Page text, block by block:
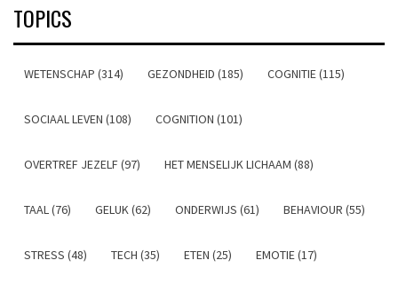
TOPICS
WETENSCHAP (314) GEZONDHEID (185) COGNITIE (115)
SOCIAAL LEVEN (108) COGNITION (101)
OVERTREF JEZELF (97) HET MENSELIJK LICHAAM (88)
TAAL (76) GELUK (62) ONDERWIJS (61) BEHAVIOUR (55)
STRESS (48) TECH (35) ETEN (25) EMOTIE (17)